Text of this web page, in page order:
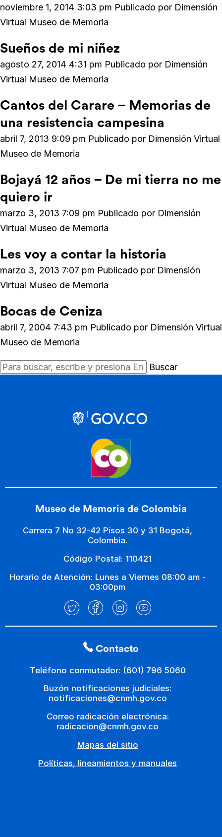
noviembre 1, 2014 3:03 pm Publicado por Dimensión
Virtual Museo de Memoria
Sueños de mi niñez
agosto 27, 2014 4:31 pm Publicado por Dimensión
Virtual Museo de Memoria
Cantos del Carare – Memorias de
una resistencia campesina
abril 7, 2013 9:09 pm Publicado por Dimensión Virtual
Museo de Memoria
Bojayá 12 años – De mi tierra no me
quiero ir
marzo 3, 2013 7:09 pm Publicado por Dimensión
Virtual Museo de Memoria
Les voy a contar la historia
marzo 3, 2013 7:07 pm Publicado por Dimensión
Virtual Museo de Memoria
Bocas de Ceniza
abril 7, 2004 7:43 pm Publicado por Dimensión Virtual
Museo de Memoria
Buscar
Museo de Memoria de Colombia
Carrera 7 No 32-42 Pisos 30 y 31 Bogotá,
Colombia.
Código Postal: 110421
Horario de Atención: Lunes a Viernes 08:00 am -
03:00pm
Contacto
Teléfono conmutador: (601) 796 5060
Buzón notificaciones judiciales:
notificaciones@cnmh.gov.co
Correo radicación electrónica:
radicacion@cnmh.gov.co
Mapas del sitio
Políticas, lineamientos y manuales